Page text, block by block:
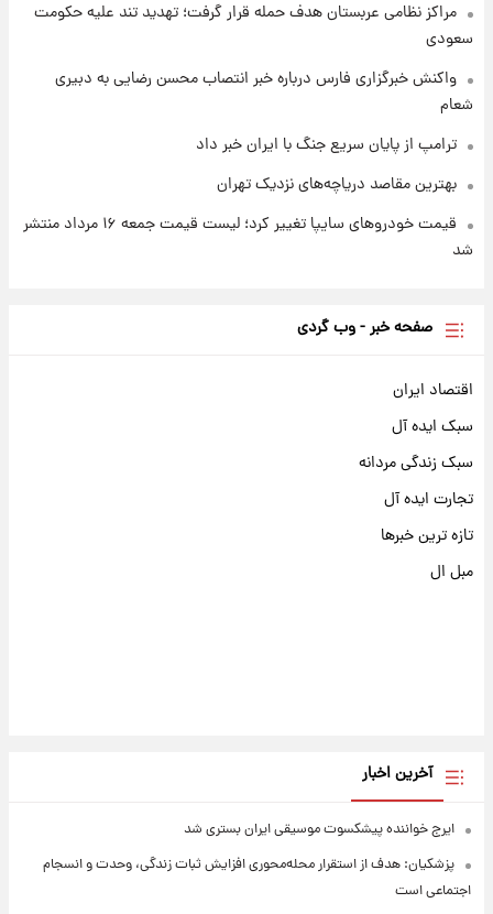
مراکز نظامی عربستان هدف حمله قرار گرفت؛ تهدید تند علیه حکومت
سعودی
واکنش خبرگزاری فارس درباره خبر انتصاب محسن رضایی به دبیری
شعام
ترامپ از پایان سریع جنگ با ایران خبر داد
بهترین مقاصد دریاچه‌های نزدیک تهران
قیمت خودروهای سایپا تغییر کرد؛ لیست قیمت جمعه ۱۶ مرداد منتشر
شد
صفحه خبر - وب گردی
اقتصاد ایران
سبک ایده آل
سبک زندگی مردانه
تجارت ایده آل
تازه ترین خبرها
مبل ال
آخرین اخبار
ایرج خواننده پیشکسوت موسیقی ایران بستری شد
پزشکیان: هدف از استقرار محله‌محوری افزایش ثبات زندگی، وحدت و انسجام
اجتماعی است